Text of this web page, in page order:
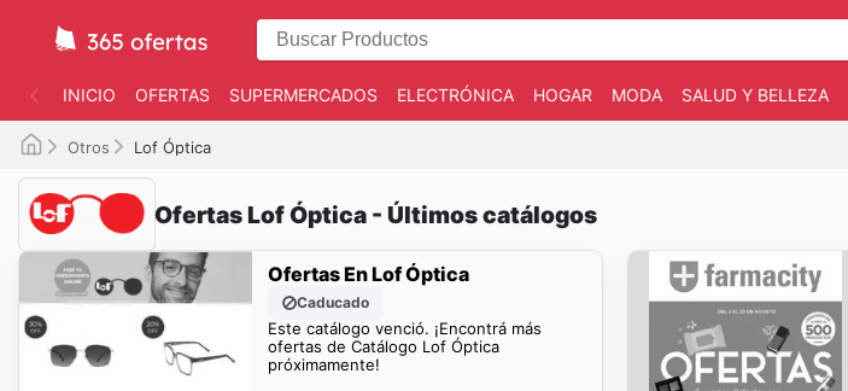
INICIO OFERTAS SUPERMERCADOS ELECTRÓNICA HOGAR MODA SALUD Y BELLEZA
Otros Lof Óptica
Ofertas Lof Óptica - Últimos catálogos
Ofertas En Lof Óptica
Caducado
Este catálogo venció. ¡Encontrá más
ofertas de Catálogo Lof Óptica
próximamente!